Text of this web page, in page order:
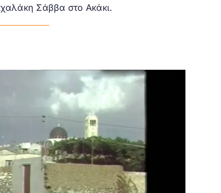
Σάββα στο Ακάκι.